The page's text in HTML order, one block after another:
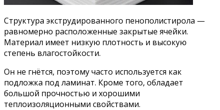
Структура экструдированного пенополистирола —
равномерно расположенные закрытые ячейки.
Материал имеет низкую плотность и высокую
степень влагостойкости.
Он не гнётся, поэтому часто используется как
подложка под ламинат. Кроме того, обладает
большой прочностью и хорошими
теплоизоляционными свойствами.